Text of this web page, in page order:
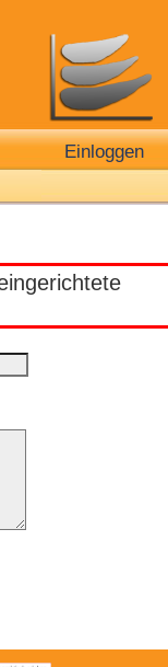
Einloggen